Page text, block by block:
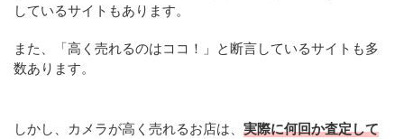
しているサイトもあります。
また、「高く売れるのはココ！」と断言しているサイトも多
数あります。
しかし、カメラが高く売れるお店は、 実際に何回か査定して